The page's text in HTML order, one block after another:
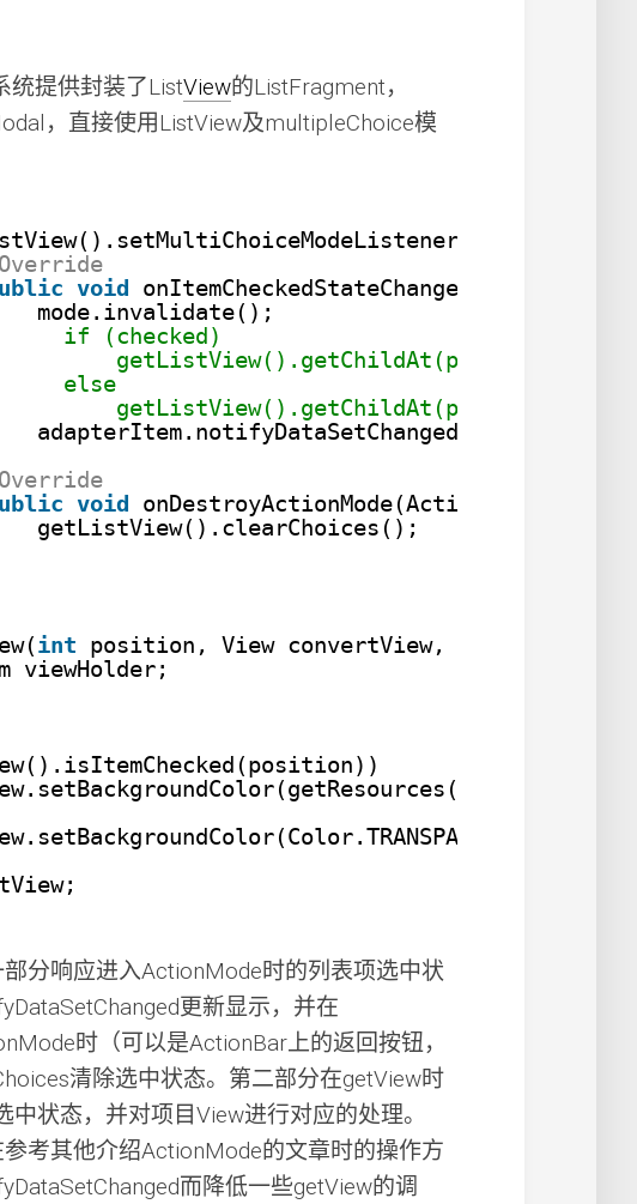
统提供封装了ListView的ListFragment，
，直接使用ListView及multipleChoice模
void
mode.invalidate();
if (checked)
else
adapterItem.notifyDataSetChanged();
void onDestroyActionMode(ActionMode mode)
getListView().clearChoices();
int position, View convertView, ViewGroup
viewHolder;
分响应进入ActionMode时的列表项选中状
更新显示，并在
时（可以是ActionBar上的返回按钮，
清除选中状态。第二部分在getView时
状态，并对项目View进行对应的处理。
考其他介绍ActionMode的文章时的操作方
而降低一些getView的调